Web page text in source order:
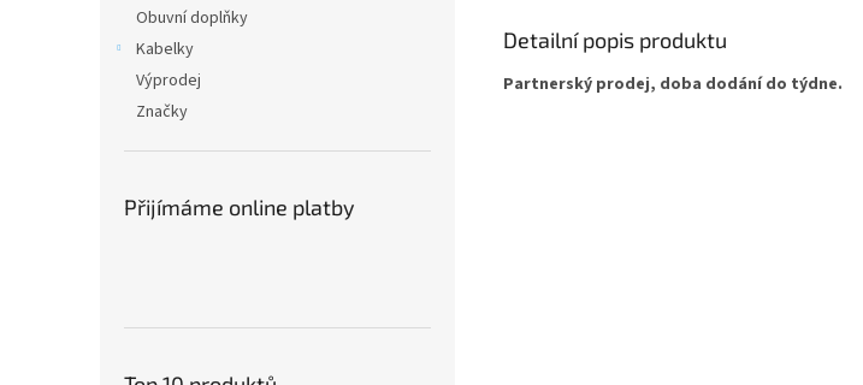
Obuvní doplňky
Kabelky
Výprodej
Značky
Přijímáme online platby
Detailní popis produktu
Partnerský prodej, doba dodání do týdne.